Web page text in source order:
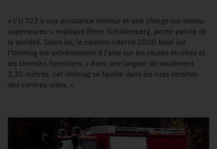
« L'U 323 a une puissance moteur et une charge sur essieu
supérieures », explique Peter Schallenberg, porte-parole de
la société. Selon lui, le camion-citerne 2000 basé sur
l'Unimog est extrêmement à l'aise sur les routes étroites et
les chemins forestiers. « Avec une largeur de seulement
2,30 mètres, cet Unimog se faufile dans les rues étroites
des centres-villes. »